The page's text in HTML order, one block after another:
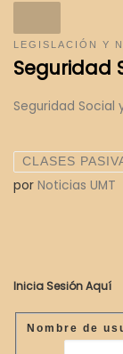
LEGISLACIÓN Y
Seguridad
Seguridad Social
CLASES
por Noticias UMT
Inicia Sesión Aquí
Nombre de